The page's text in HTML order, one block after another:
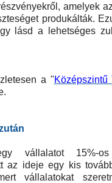
amelyek
produkálták.
lásd a lehetséges
a "Középszintű
vállalatot 15%-
az ideje egy kis
vállalatokat